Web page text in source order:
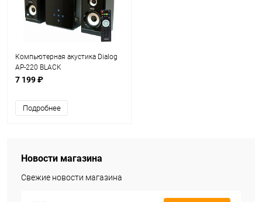
Компьютерная акустика Dialog
AP-220 BLACK
7 199 ₽
Подробнее
Новости магазина
Свежие новости магазина